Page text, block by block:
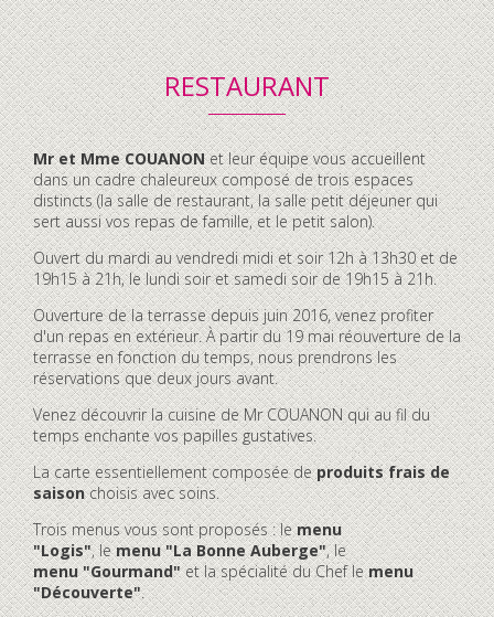
RESTAURANT
Contenu
accordéon
Mr et Mme COUANONet leur équipe vous accueillent
dans un cadre chaleureux composé de trois espaces
distincts (la salle de restaurant, la salle petit déjeuner qui
sert aussi vos repas de famille, et le petit salon).
Ouvert du mardi au vendredi midi et soir 12h à 13h30 et de
19h15 à 21h, le lundi soir et samedi soir de 19h15 à 21h.
Ouverture de la terrasse depuis juin 2016, venez profiter
d'un repas en extérieur. À partir du 19 mai réouverture de la
terrasse en fonction du temps, nous prendrons les
réservations que deux jours avant.
Venez découvrir la cuisine de Mr COUANON qui au fil du
temps enchante vos papilles gustatives.
La carte essentiellement composée deproduits frais de
saisonchoisis avec soins.
Trois menus vous sont proposés : lemenu
"Logis", lemenu "La Bonne Auberge", le
menu "Gourmand"et la spécialité du Chef lemenu
"Découverte".